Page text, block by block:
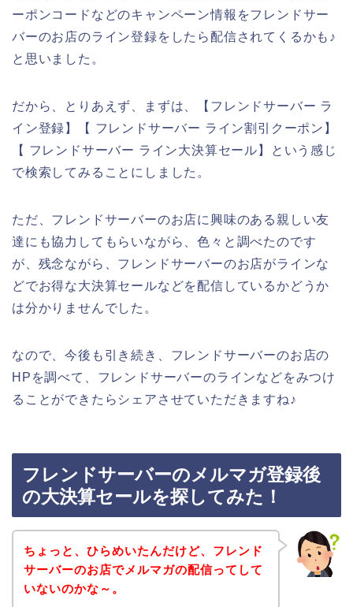
ーポンコードなどのキャンペーン情報をフレンドサー
バーのお店のライン登録をしたら配信されてくるかも♪
と思いました。
だから、とりあえず、まずは、【フレンドサーバー ラ
イン登録】【 フレンドサーバー ライン割引クーポン】
【 フレンドサーバー ライン大決算セール】という感じ
で検索してみることにしました。
ただ、フレンドサーバーのお店に興味のある親しい友
達にも協力してもらいながら、色々と調べたのです
が、残念ながら、フレンドサーバーのお店がラインな
どでお得な大決算セールなどを配信しているかどうか
は分かりませんでした。
なので、今後も引き続き、フレンドサーバーのお店の
HPを調べて、フレンドサーバーのラインなどをみつけ
ることができたらシェアさせていただきますね♪
フレンドサーバーのメルマガ登録後
の大決算セールを探してみた！
ちょっと、ひらめいたんだけど、フレンド
サーバーのお店でメルマガの配信ってして
いないのかな～。